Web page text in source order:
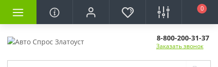
0
8-800-200-31-37
Заказать звонок